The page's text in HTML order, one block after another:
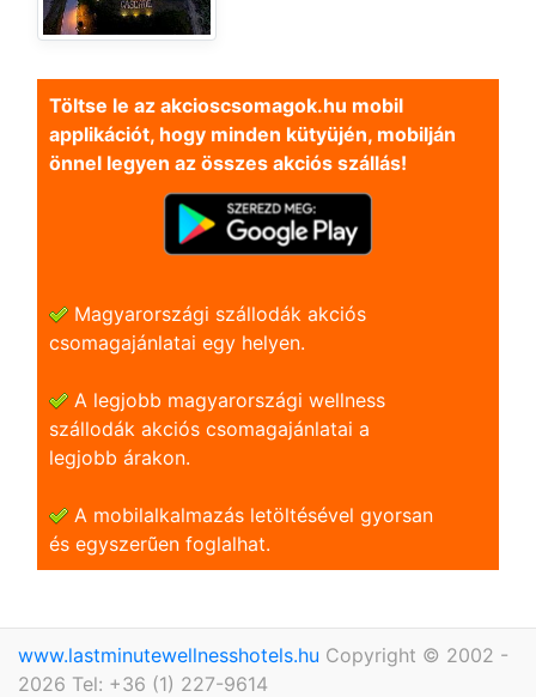
Töltse le az akcioscsomagok.hu mobil
applikációt, hogy minden kütyüjén, mobilján
önnel legyen az összes akciós szállás!
Magyarországi szállodák akciós
csomagajánlatai egy helyen.
A legjobb magyarországi wellness
szállodák akciós csomagajánlatai a
legjobb árakon.
A mobilalkalmazás letöltésével gyorsan
és egyszerũen foglalhat.
www.lastminutewellnesshotels.hu Copyright © 2002 -
2026 Tel: +36 (1) 227-9614